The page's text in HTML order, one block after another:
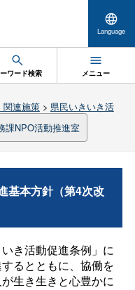
Language
ワード検索 メニュー
関連施策> 県民いきいき活
課NPO活動推進室
基本方針（第4次改
き活動促進条例」に
るとともに、協働を
生き生きと心豊かに